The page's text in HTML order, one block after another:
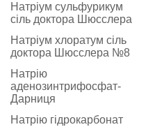
Натріум сульфурикум
сіль доктора Шюсслера
Натріум хлоратум сіль
доктора Шюсслера №8
Натрію
аденозинтрифосфат-
Дарниця
Натрію гідрокарбонат